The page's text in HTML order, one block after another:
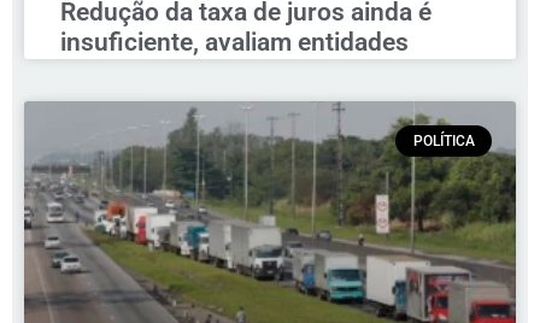
Redução da taxa de juros ainda é
insuficiente, avaliam entidades
POLÍTICA